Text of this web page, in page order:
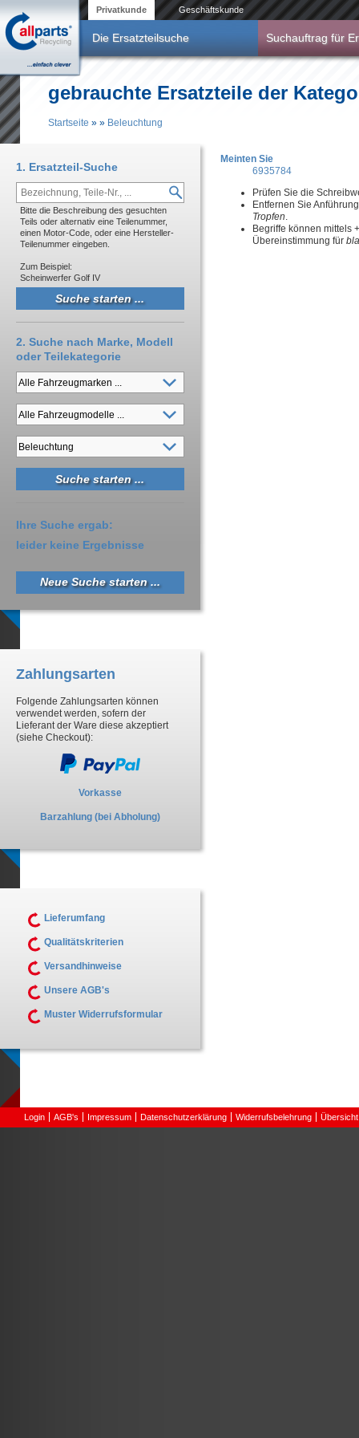
Privatkunde Geschäftskunde
Die Ersatzteilsuche Suchauftrag für
gebrauchte Ersatzteile der
Startseite » » Beleuchtung
Meinten Sie
6935784
Prüfen Sie die
Entfernen Sie
Tropfen.
Begriffe können mittels
Übereinstimmung für
1. Ersatzteil-Suche
Bitte die Beschreibung des gesuchten
Teils oder alternativ eine Teilenummer,
einen Motor-Code, oder eine Hersteller-
Teilenummer eingeben.
Zum Beispiel:
Scheinwerfer Golf IV
2. Suche nach Marke, Modell
oder Teilekategorie
Ihre Suche ergab:
leider keine Ergebnisse
Neue Suche starten ...
Zahlungsarten
Folgende Zahlungsarten können
verwendet werden, sofern der
Lieferant der Ware diese akzeptiert
(siehe Checkout):
Vorkasse
Barzahlung (bei Abholung)
Lieferumfang
Qualitätskriterien
Versandhinweise
Unsere AGB's
Muster Widerrufsformular
Login AGB's Impressum Datenschutzerklärung Widerrufsbelehrung